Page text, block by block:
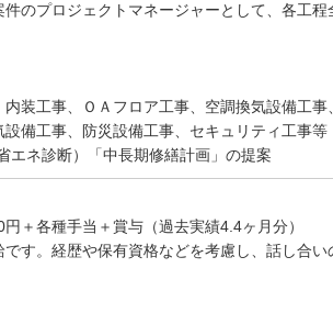
のプロジェクトマネージャーとして、各工
装工事、ＯＡフロア工事、空調換気設備工事、
備工事、防災設備工事、セキュリティ工事等
エネ診断）「中長期修繕計画」の提案
＋各種手当＋賞与（過去実績4.4ヶ月分）
す。経歴や保有資格などを考慮し、話し合い